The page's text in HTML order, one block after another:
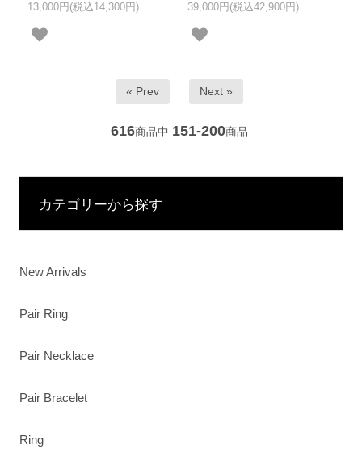
13,000円(税込14,300円) 39,000円(税込42,900円)
« Prev Next »
616商品中 151-200商品
カテゴリーから探す
New Arrivals
Pair Ring
Pair Necklace
Pair Bracelet
Ring